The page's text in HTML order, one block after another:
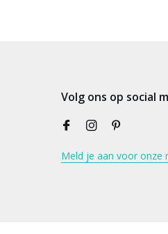
Volg ons op social
Meld je aan voor onze